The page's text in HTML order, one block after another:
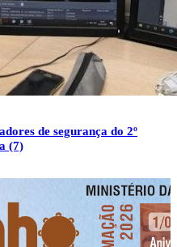
de segurança do 2º
(7)